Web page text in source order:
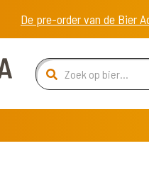
De pre-order van de Bier